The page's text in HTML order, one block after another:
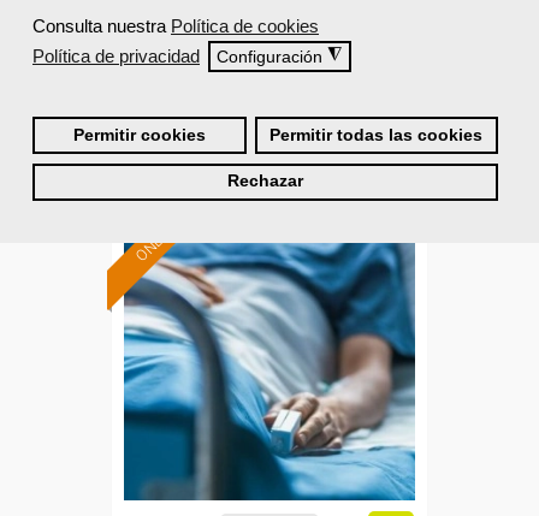
Consulta nuestra Política de cookies
Política de privacidad
Configuración ◮
Permitir cookies Permitir todas las cookies
Rechazar
Ver curso
9
ONLINE
Formación 100%
subvencionada.
Para desempleados,
trabajadores y autónomos.
Sector
-Sanidad.